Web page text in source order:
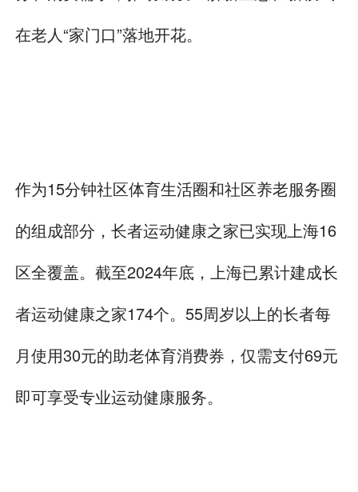
在老人“家门口”落地开花。
作为15分钟社区体育生活圈和社区养老服务圈
的组成部分，长者运动健康之家已实现上海16
区全覆盖。截至2024年底，上海已累计建成长
者运动健康之家174个。55周岁以上的长者每
月使用30元的助老体育消费券，仅需支付69元
即可享受专业运动健康服务。